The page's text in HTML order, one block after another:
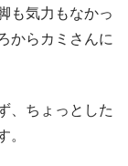
も気力もなかっ
からカミさんに
、ちょっとした
。